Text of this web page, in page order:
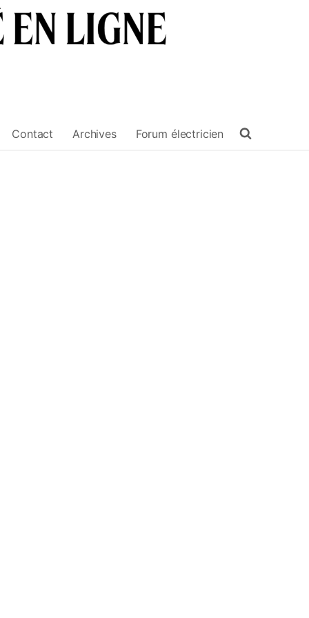
Contact Archives Forum électricien